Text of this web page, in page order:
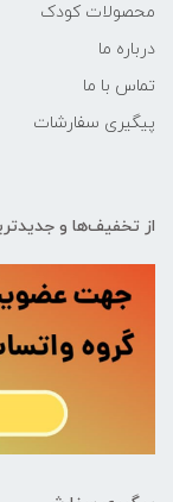
محصولات کودک
درباره ما
تماس با ما
پیگیری سفارشات
از تخفیف‌ها و